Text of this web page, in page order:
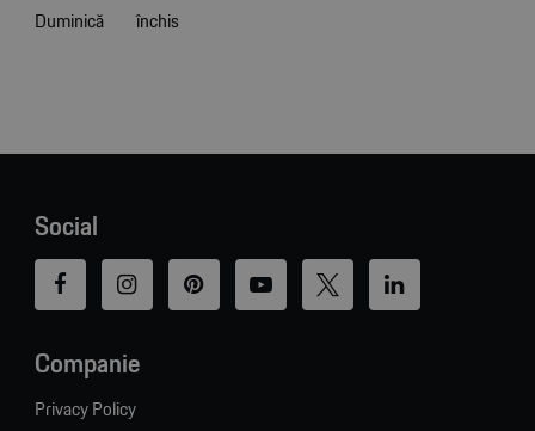
Duminică
închis
Social
Companie
Privacy Policy